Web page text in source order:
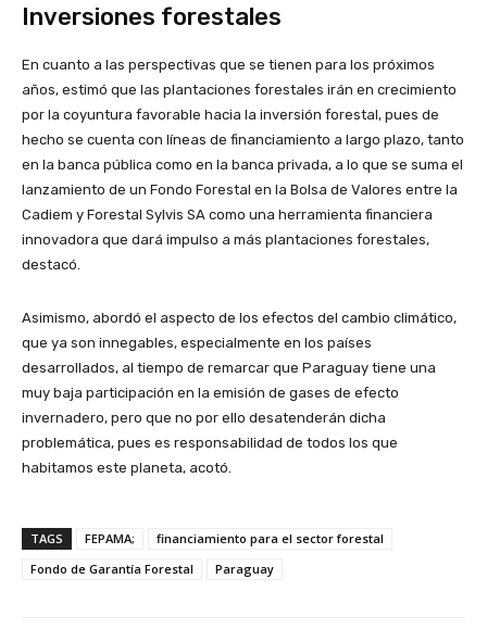
Inversiones forestales
En cuanto a las perspectivas que se tienen para los próximos
años, estimó que las plantaciones forestales irán en crecimiento
por la coyuntura favorable hacia la inversión forestal, pues de
hecho se cuenta con líneas de financiamiento a largo plazo, tanto
en la banca pública como en la banca privada, a lo que se suma el
lanzamiento de un Fondo Forestal en la Bolsa de Valores entre la
Cadiem y Forestal Sylvis SA como una herramienta financiera
innovadora que dará impulso a más plantaciones forestales,
destacó.
Asimismo, abordó el aspecto de los efectos del cambio climático,
que ya son innegables, especialmente en los países
desarrollados, al tiempo de remarcar que Paraguay tiene una
muy baja participación en la emisión de gases de efecto
invernadero, pero que no por ello desatenderán dicha
problemática, pues es responsabilidad de todos los que
habitamos este planeta, acotó.
TAGS FEPAMA;
financiamiento para el sector forestal
Fondo de Garantía Forestal
Paraguay